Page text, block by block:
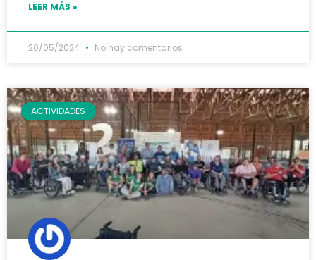
LEER MÁS »
20/05/2024 No hay comentarios
ACTIVIDADES